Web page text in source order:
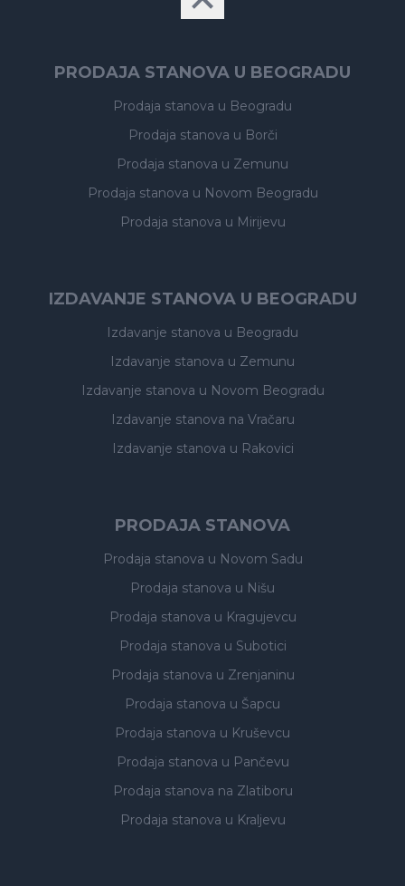
PRODAJA STANOVA U BEOGRADU
Prodaja stanova u Beogradu
Prodaja stanova u Borči
Prodaja stanova u Zemunu
Prodaja stanova u Novom Beogradu
Prodaja stanova u Mirijevu
IZDAVANJE STANOVA U BEOGRADU
Izdavanje stanova u Beogradu
Izdavanje stanova u Zemunu
Izdavanje stanova u Novom Beogradu
Izdavanje stanova na Vračaru
Izdavanje stanova u Rakovici
PRODAJA STANOVA
Prodaja stanova u Novom Sadu
Prodaja stanova u Nišu
Prodaja stanova u Kragujevcu
Prodaja stanova u Subotici
Prodaja stanova u Zrenjaninu
Prodaja stanova u Šapcu
Prodaja stanova u Kruševcu
Prodaja stanova u Pančevu
Prodaja stanova na Zlatiboru
Prodaja stanova u Kraljevu